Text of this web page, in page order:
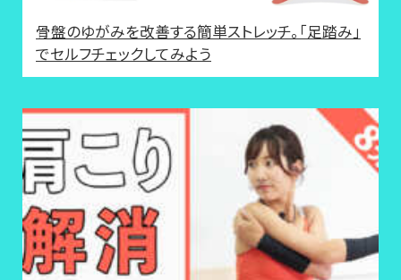
骨盤のゆがみを改善する簡単ストレッチ。「足踏み」
でセルフチェックしてみよう